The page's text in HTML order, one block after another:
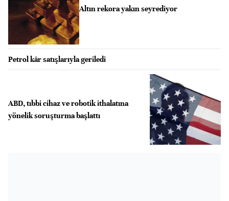
Altın rekora yakın seyrediyor
Petrol kâr satışlarıyla geriledi
ABD, tıbbi cihaz ve robotik ithalatına
yönelik soruşturma başlattı